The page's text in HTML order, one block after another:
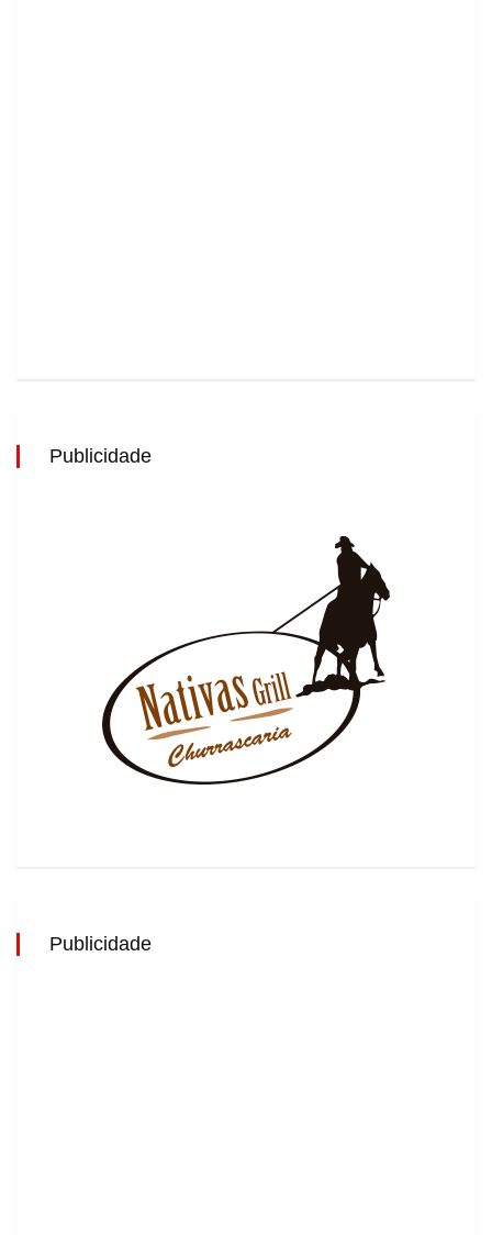
Publicidade
Publicidade